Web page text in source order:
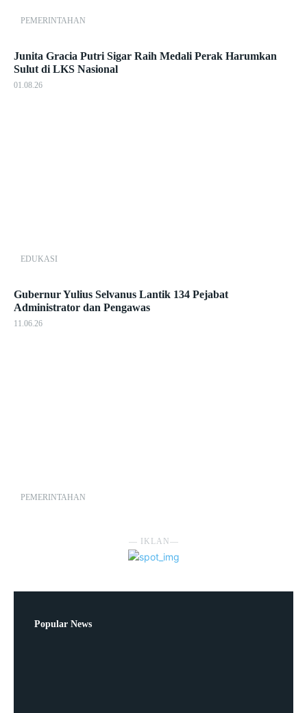
PEMERINTAHAN
Junita Gracia Putri Sigar Raih Medali Perak Harumkan
Sulut di LKS Nasional
01.08.26
EDUKASI
Gubernur Yulius Selvanus Lantik 134 Pejabat
Administrator dan Pengawas
11.06.26
PEMERINTAHAN
― IKLAN―
Popular News